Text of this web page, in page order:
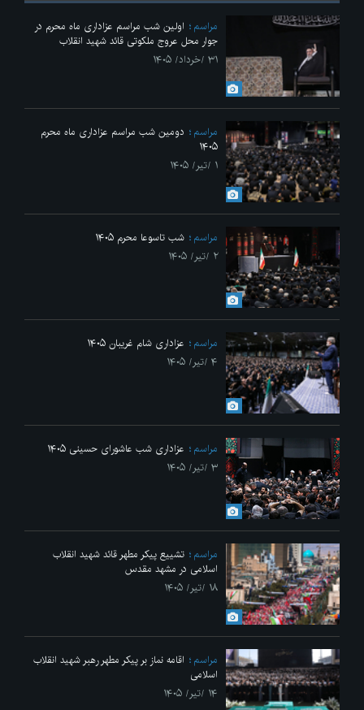
مراسم
اولین شب مراسم عزاداری ماه محرم در
جوار محل عروج ملکوتی قائد شهید انقلاب
۳۱ /خرداد/ ۱۴۰۵
مراسم
دومین شب مراسم عزاداری ماه محرم
۱۴۰۵
۱ /تیر/ ۱۴۰۵
مراسم
شب تاسوعا محرم ۱۴۰۵
۲ /تیر/ ۱۴۰۵
مراسم
عزاداری شام غریبان ۱۴۰۵
۴ /تیر/ ۱۴۰۵
مراسم
عزاداری شب عاشورای حسینی ۱۴۰۵
۳ /تیر/ ۱۴۰۵
مراسم
تشییع پیکر مطهر قائد شهید انقلاب
اسلامی در مشهد مقدس
۱۸ /تیر/ ۱۴۰۵
مراسم
اقامه نماز بر پیکر مطهر رهبر شهید انقلاب
اسلامی
۱۴ /تیر/ ۱۴۰۵